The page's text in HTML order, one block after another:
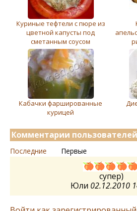
Куриные тефтели с пюре из
цветной капусты под
сметанным соусом
Кабачки фаршированные
курицей
Комментарии
Последние Первые
супер)
Юли 02.12.2010